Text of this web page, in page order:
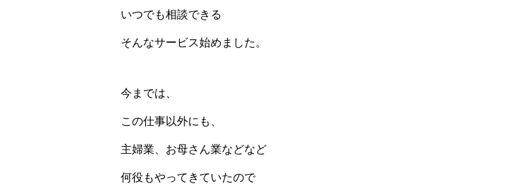
いつでも相談できる
そんなサービス始めました。
今までは、
この仕事以外にも、
主婦業、お母さん業などなど
何役もやってきていたので